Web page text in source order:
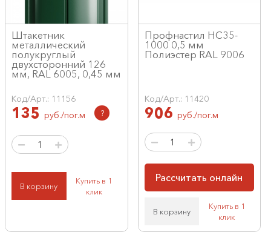
Штакетник
металлический
полукруглый
двухсторонний 126
мм, RAL 6005, 0,45 мм
Код/Арт.: 11156
135 руб./пог.м ?
В корзину
Купить в 1
клик
Профнастил НС35-
1000 0,5 мм
Полиэстер RAL 9006
Код/Арт.: 11420
906 руб./пог.м
Рассчитать онлайн
В корзину
Купить в 1
клик